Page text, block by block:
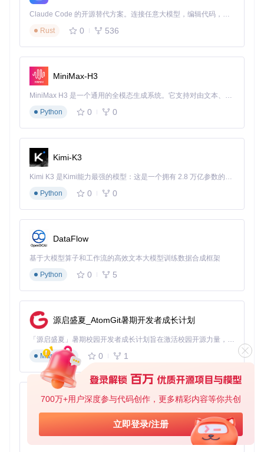
700万+用户深度参与代码创作，更多精彩内容等你共创
立即登录/注册
venv\Scripts\activate
插件选择需特别注意版本兼容性，Wan 2.2要求配套Wrapper
如何一步步完成部署实施？
按照"基础框架→模型配置→插件集成"的步骤操作，即使是新
1. 基础框架安装
首先克隆项目仓库并安装依赖：
cd WanVideo_comfy_fp8_scaled
2. 模型文件配置
根据硬件条件选择合适的模型文件，以5B fp8版本为例：
进入TI2V目录，找到Wan2_2-TI2V-5B_fp8_e4m3fn_scal
ed_KJ.safetensors
将文件复制到ComfyUI的models/checkpoints目录
确保文件名包含"wan2.2"和"fp8"标识，便于节点识别
3. 插件安装与验证
搜索并安装"WanVideo Wrapper"（版本≥v1.3.0）
重启ComfyUI，检查节点面板是否出现"WanVideoLoade
r"节点
如何验证部署效果并优化参数？
部署完成后如何判断系统是否正常工作？通过标准测试案例验
证并优化参数，是确保生成效果的关键步骤。
Claude Code 的开源替代方案。连接任意大模型，编辑代码，运行命令，自动验证 — 全自动执行。用 Rust 构建，极致性能。 ｜ An open-source alternative to Claude Code. Connect any LLM, edit code, run commands, and verify changes — autonomously. Built in Rust for speed. Get Started
Rust
0 536
MiniMax-H3
MiniMax H3 是一个通用的全模态生成系统。它支持对由文本、图像、视频和音频组成的多模态上下文进行统一理解，并能生成分辨率高达 2K、时长可达 15 秒的带原生立体声音频的视频。得益于面向任务泛化的系统设计，H3 在预训练阶段就已具备广泛的多模态上下文理解与生成能力，能够出色地执行复杂的多模态指令。
Python
0 0
Kimi-K3
Kimi K3 是Kimi能力最强的模型：这是一个拥有 2.8 万亿参数的混合专家（MoE）模型，具备原生视觉理解能力，并支持 100 万 token 的上下文窗口。
Python
0 0
DataFlow
基于大模型算子和工作流的高效文本大模型训练数据合成框架
Python
0 5
源启盛夏_AtomGit暑期开发者成长计划
「源启盛夏」暑期校园开发者成长计划旨在激活校园开源力量，通过积分激励、认证扶持、资源倾斜等形式，引导高校组织和开发者完成「入驻 — 建项目 — 做贡献 — 获认证 — 得资源」的完整闭环。无论你是想带领社团入驻平台的组织者，还是希望用代码贡献证明自己的开发者，都能在这里找到属于你的成长路径。
Markdown
0 1
py-xiaozhi
基于Python的Xiaozhi AI，适用于想要完整Xiaozhi体验而无需拥有专用硬件的用户。
Python
0 1